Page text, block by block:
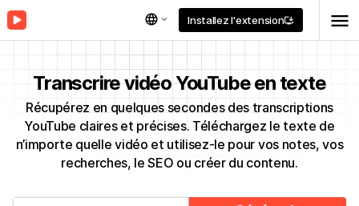
language Installez l'extensioninstall_desktop menu
Transcrire vidéo YouTube en texte
Récupérez en quelques secondes des transcriptions
YouTube claires et précises. Téléchargez le texte de
n’importe quelle vidéo et utilisez-le pour vos notes, vos
recherches, le SEO ou créer du contenu.